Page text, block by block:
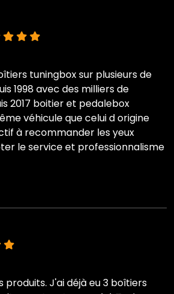
tuningbox sur plusieurs de
1998 avec des milliers de
2017 boitier et pedalebox
véhicule que celui d origine
à recommander les yeux
le service et professionnalisme
produits. J'ai déjà eu 3 boîtiers